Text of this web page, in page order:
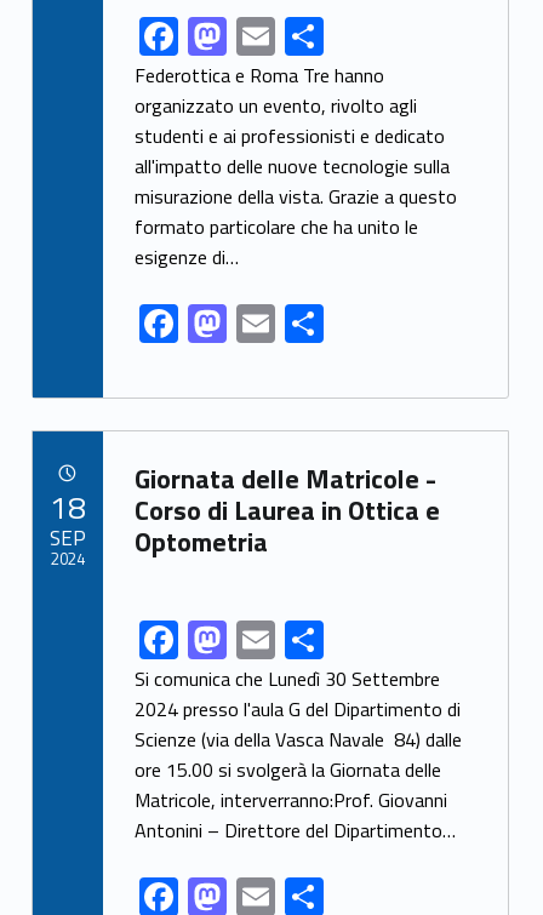
Link identifier share facebook archive #share-link-archive-61881F
ac
e
b
o
o
k
M
as
to
d
o
n
E
m
ai
l
S
h
ar
e
Federottica e Roma Tre hanno
organizzato un evento, rivolto agli
studenti e ai professionisti e dedicato
all'impatto delle nuove tecnologie sulla
misurazione della vista. Grazie a questo
formato particolare che ha unito le
esigenze di…
F
ac
e
b
o
o
k
M
as
to
d
o
n
E
m
ai
l
S
h
ar
e
Link identifier archive #link-archive-49079
Giornata delle Matricole -
Corso di Laurea in Ottica e
Optometria
Link identifier share facebook archive #share-link-archive-27193F
ac
e
b
o
o
k
M
as
to
d
o
n
E
m
ai
l
S
h
ar
e
Si comunica che Lunedì 30 Settembre
2024 presso l'aula G del Dipartimento di
Scienze (via della Vasca Navale 84) dalle
ore 15.00 si svolgerà la Giornata delle
Matricole, interverranno:Prof. Giovanni
Antonini – Direttore del Dipartimento…
F M E S
18
SEP
2024